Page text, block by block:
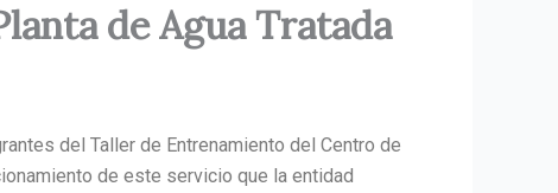
de Agua Tratada
del Taller de Entrenamiento del Centro de
de este servicio que la entidad